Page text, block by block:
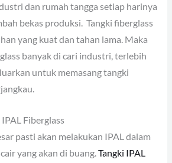
dan rumah tangga setiap harinya
bekas produksi. Tangki fiberglass
yang kuat dan tahan lama. Maka
banyak di cari industri, terlebih
untuk memasang tangki
Fiberglass
pasti akan melakukan IPAL dalam
yang akan di buang.Tangki IPAL